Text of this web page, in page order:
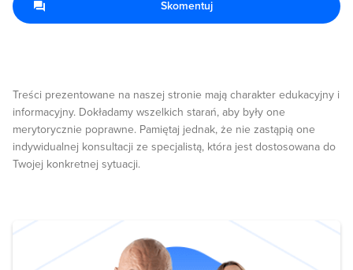
Treści prezentowane na naszej stronie mają charakter edukacyjny i
informacyjny. Dokładamy wszelkich starań, aby były one
merytorycznie poprawne. Pamiętaj jednak, że nie zastąpią one
indywidualnej konsultacji ze specjalistą, która jest dostosowana do
Twojej konkretnej sytuacji.
Skomentuj